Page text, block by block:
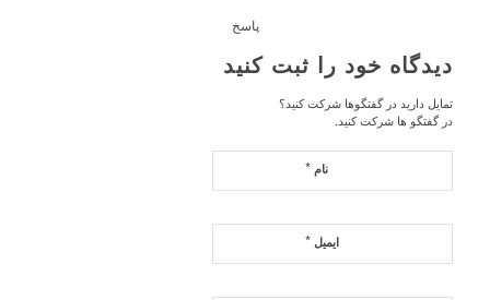
پاسخ
دیدگاه خود را ثبت کنید
تمایل دارید در گفتگوها شرکت کنید؟
در گفتگو ها شرکت کنید.
نام*
ایمیل*